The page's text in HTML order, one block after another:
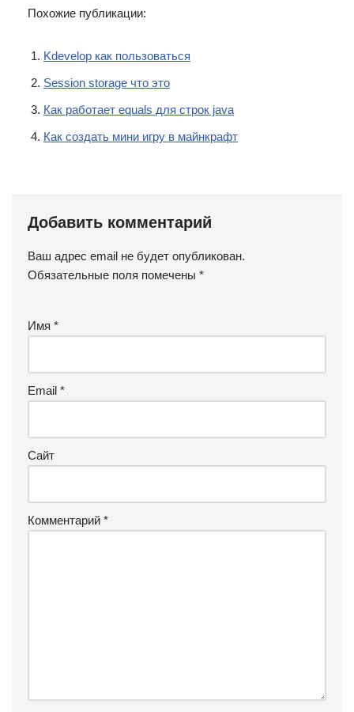
Похожие публикации:
Kdevelop как пользоваться
Session storage что это
Как работает equals для строк java
Как создать мини игру в майнкрафт
Добавить комментарий
Ваш адрес email не будет опубликован.
Обязательные поля помечены *
Имя *
Email *
Сайт
Комментарий *